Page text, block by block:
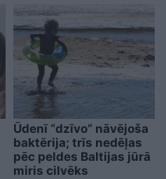
Ūdenī “dzīvo” nāvējoša
baktērija; trīs nedēļas
pēc peldes Baltijas jūrā
miris cilvēks